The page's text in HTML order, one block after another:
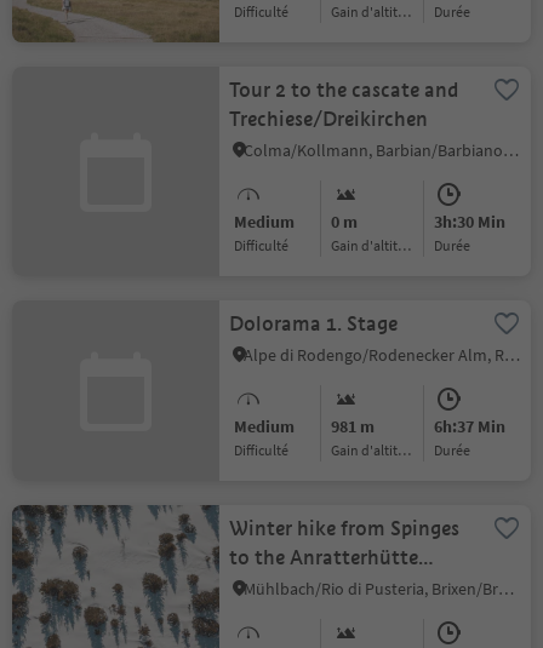
Difficulté Gain d'altitude durée
Tour 2 to the cascate and
Trechiese/Dreikirchen
Colma/Kollmann, Barbian/Barbiano, Brixen/Bressanone and environs
Medium
Difficulté
0 m
Gain d'altitude
3h:30 Min
durée
Dolorama 1. Stage
Alpe di Rodengo/Rodenecker Alm, Rodeneck/Rodengo, Brixen/Bressanone and environs
Medium
Difficulté
981 m
Gain d'altitude
6h:37 Min
durée
Winter hike from Spinges
to the Anratterhütte
(Copy)
Mühlbach/Rio di Pusteria, Brixen/Bressanone and environs